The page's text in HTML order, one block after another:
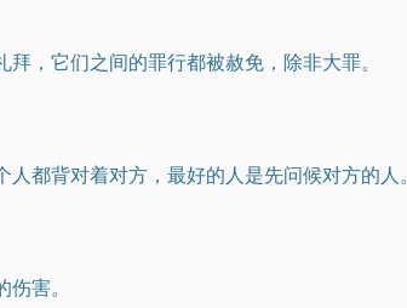
，它们之间的罪行都被赦免，除非大罪。
都背对着对方，最好的人是先问候对方的人。
害。